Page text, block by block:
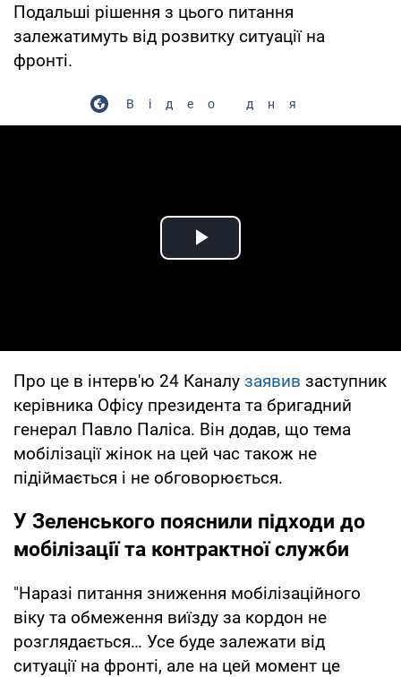
Подальші рішення з цього питання
залежатимуть від розвитку ситуації на
фронті.
Відео дня
Play Video
Про це в інтерв'ю 24 Каналу заявив заступник
керівника Офісу президента та бригадний
генерал Павло Паліса. Він додав, що тема
мобілізації жінок на цей час також не
підіймається і не обговорюється.
У Зеленського пояснили підходи до
мобілізації та контрактної служби
"Наразі питання зниження мобілізаційного
віку та обмеження виїзду за кордон не
розглядається… Усе буде залежати від
ситуації на фронті, але на цей момент це